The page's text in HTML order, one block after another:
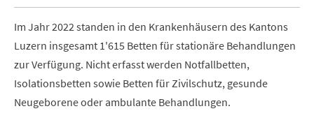
Im Jahr 2022 standen in den Krankenhäusern des Kantons
Luzern insgesamt 1'615 Betten für stationäre Behandlungen
zur Verfügung. Nicht erfasst werden Notfallbetten,
Isolationsbetten sowie Betten für Zivilschutz, gesunde
Neugeborene oder ambulante Behandlungen.